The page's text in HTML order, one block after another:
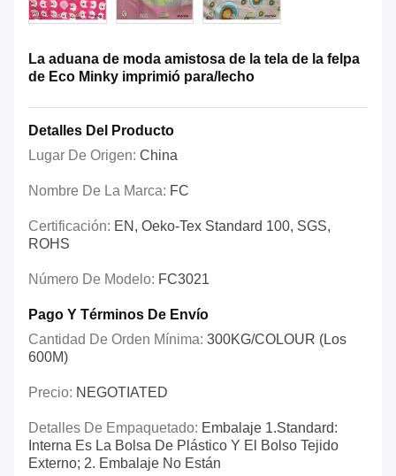
La aduana de moda amistosa de la tela de la felpa
de Eco Minky imprimió para/lecho
Detalles Del Producto
Lugar De Origen: China
Nombre De La Marca: FC
Certificación: EN, Oeko-Tex Standard 100, SGS,
ROHS
Número De Modelo: FC3021
Pago Y Términos De Envío
Cantidad De Orden Mínima: 300KG/COLOUR (los
600M)
Precio: NEGOTIATED
Detalles De Empaquetado: Embalaje 1.Standard:
Interna Es La Bolsa De Plástico Y El Bolso Tejido
Externo; 2. Embalaje No Están